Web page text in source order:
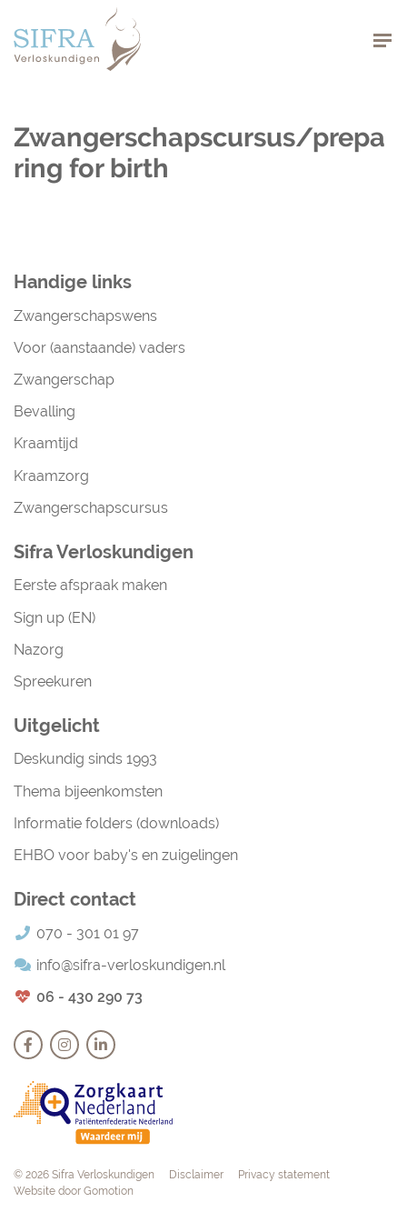
Zwangerschapscursus/prepa
ring for birth
Handige links
Zwangerschapswens
Voor (aanstaande) vaders
Zwangerschap
Bevalling
Kraamtijd
Kraamzorg
Zwangerschapscursus
Sifra Verloskundigen
Eerste afspraak maken
Sign up (EN)
Nazorg
Spreekuren
Uitgelicht
Deskundig sinds 1993
Thema bijeenkomsten
Informatie folders (downloads)
EHBO voor baby's en zuigelingen
Direct contact
070 - 301 01 97
info@sifra-verloskundigen.nl
06 - 430 290 73
Navigation
© 2026 Sifra Verloskundigen Disclaimer
Privacy statement
Website door Gomotion